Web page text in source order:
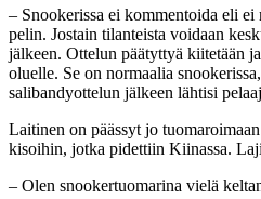
– Snookerissa ei kommentoida eli ei
pelin. Jostain tilanteista voidaan
jälkeen. Ottelun päätyttyä kiitetään
oluelle. Se on normaalia
salibandyottelun jälkeen lähtisi
Laitinen on päässyt jo
kisoihin, jotka pidettiin Kiinassa.
– Olen snookertuomarina vielä